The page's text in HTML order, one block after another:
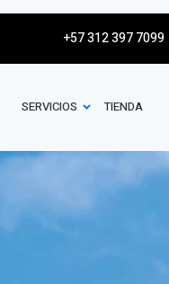
+57 312 397 7099
SERVICIOS TIENDA